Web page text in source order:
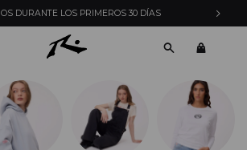
DURANTE LOS PRIMEROS 30 DÍAS